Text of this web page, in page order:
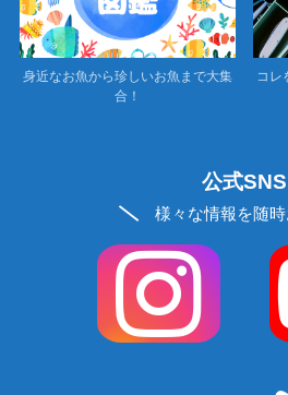
身近なお魚から珍しいお魚まで大集
合！
コレ
公式SNS
様々な情報を随